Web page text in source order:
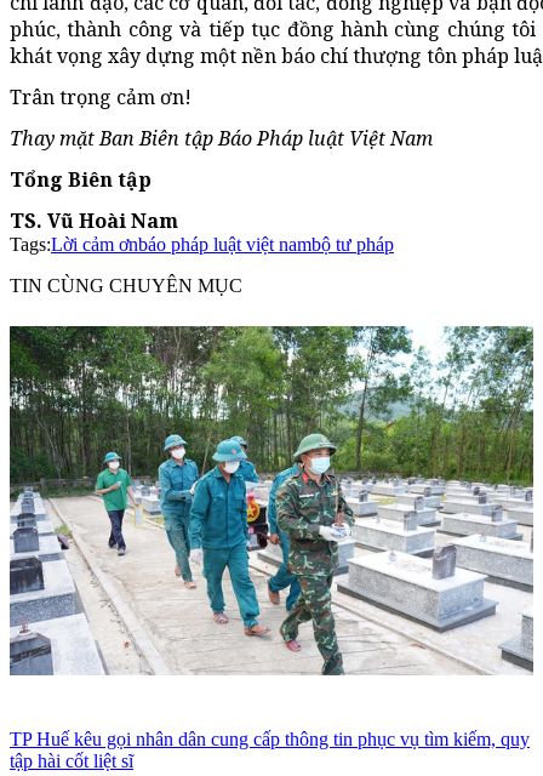
phúc, thành công và tiếp tục đồng hành cùng chúng
khát vọng xây dựng một nền báo chí thượng tôn pháp
Trân trọng cảm ơn!
Thay mặt Ban Biên tập Báo Pháp luật Việt Nam
Tổng Biên tập
TS. Vũ Hoài Nam
Tags:Lời cảm ơnbáo pháp luật việt nambộ tư pháp
TIN CÙNG CHUYÊN MỤC
TP Huế kêu gọi nhân dân cung cấp thông tin phục vụ tìm kiếm, quy
tập hài cốt liệt sĩ